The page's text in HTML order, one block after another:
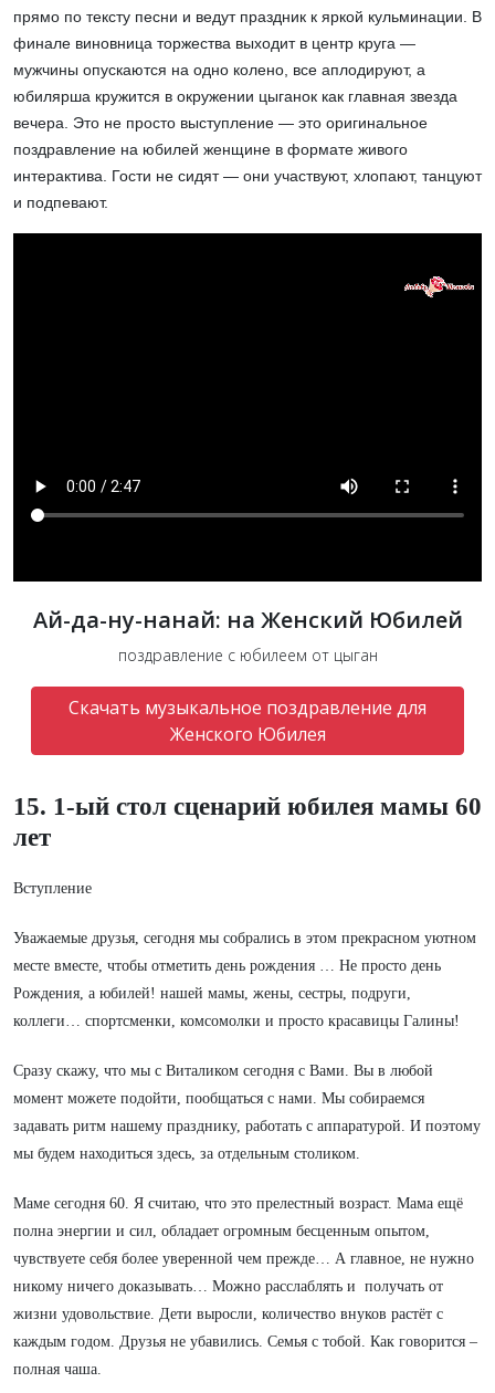
прямо по тексту песни и ведут праздник к яркой кульминации. В
финале виновница торжества выходит в центр круга —
мужчины опускаются на одно колено, все аплодируют, а
юбилярша кружится в окружении цыганок как главная звезда
вечера. Это не просто выступление — это оригинальное
поздравление на юбилей женщине в формате живого
интерактива. Гости не сидят — они участвуют, хлопают, танцуют
и подпевают.
Ай-да-ну-нанай: на Женский Юбилей
поздравление с юбилеем от цыган
Скачать музыкальное поздравление для
Женского Юбилея
15. 1-ый стол сценарий юбилея мамы 60
лет
Вступление
Уважаемые друзья, сегодня мы собрались в этом прекрасном уютном
месте вместе, чтобы отметить день рождения … Не просто день
Рождения, а юбилей! нашей мамы, жены, сестры, подруги,
коллеги… спортсменки, комсомолки и просто красавицы Галины!
Сразу скажу, что мы с Виталиком сегодня с Вами. Вы в любой
момент можете подойти, пообщаться с нами. Мы собираемся
задавать ритм нашему празднику, работать с аппаратурой. И поэтому
мы будем находиться здесь, за отдельным столиком.
Маме сегодня 60. Я считаю, что это прелестный возраст. Мама ещё
полна энергии и сил, обладает огромным бесценным опытом,
чувствуете себя более уверенной чем прежде… А главное, не нужно
никому ничего доказывать… Можно расслаблять и получать от
жизни удовольствие. Дети выросли, количество внуков растёт с
каждым годом. Друзья не убавились. Семья с тобой. Как говорится –
полная чаша.